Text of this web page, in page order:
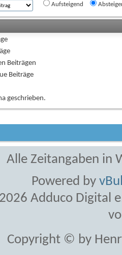
Aufsteigend
Beiträgen
Beiträge
geschrieben.
Alle Zeitangaben in
Powered by
Adduco Digital
Copyright © by